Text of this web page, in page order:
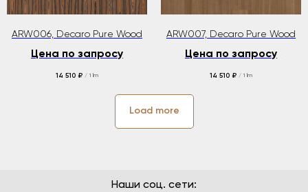
ARW006, Decaro Pure Wood
Цена по запросу
14 510 ₽ / 1 lm
ARW007, Decaro Pure Wood
Цена по запросу
14 510 ₽ / 1 lm
Load more
Наши соц. сети: